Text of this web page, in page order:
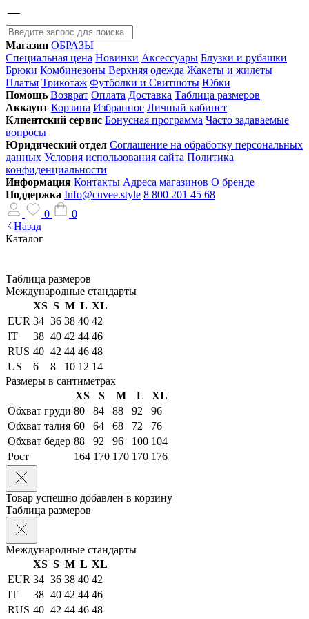
Магазин ОБРАЗЫ
Специальная цена Новинки Аксессуары Блузки и рубашки
Брюки Комбинезоны Верхняя одежда Жакеты и жилеты
Платья Трикотаж Футболки и Свитшоты Юбки
Помощь Возврат Оплата Доставка Таблица размеров
Аккаунт Корзина Избранное Личный кабинет
Клиентский сервис Бонусная программа Часто задаваемые
вопросы
Юридический отдел Соглашение на обработку персональных
данных Условия использования сайта Политика
конфиденциальности
Информация Контакты Адреса магазинов О бренде
Поддержка Info@cuvee.style 8 800 201 45 68
0
0
Назад
Каталог
Таблица размеров
Международные стандарты
XS S M L XL
EUR 34 36 38 40 42
IT
38 40 42 44 46
RUS 40 42 44 46 48
US
6 8 10 12 14
Размеры в сантиметрах
XS
S M L
XL
Обхват груди 80 84 88 92
96
Обхват талия 60 64 68 72
76
Обхват бедер 88 92 96 100 104
Рост
164 170 170 170 176
Товар успешно добавлен в корзину
Таблица размеров
Международные стандарты
XS S M L XL
EUR 34 36 38 40 42
IT
38 40 42 44 46
RUS 40 42 44 46 48